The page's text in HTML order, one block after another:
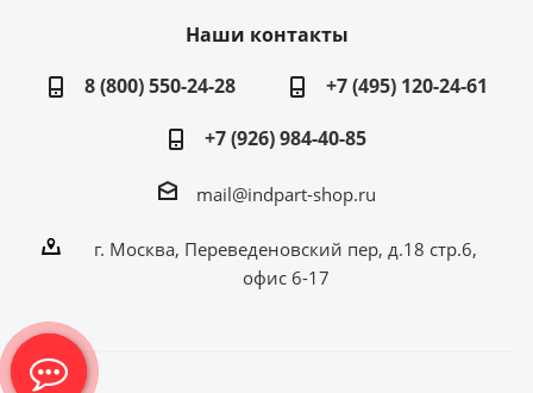
Наши контакты
8 (800) 550-24-28
+7 (495) 120-24-61
+7 (926) 984-40-85
mail@indpart-shop.ru
г. Москва, Переведеновский пер, д.18 стр.6,
офис 6-17